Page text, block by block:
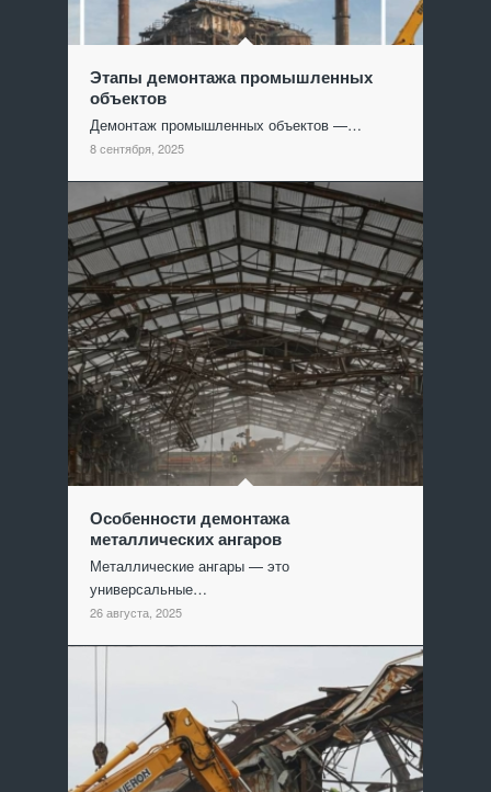
Этапы демонтажа промышленных
объектов
Демонтаж промышленных объектов —…
8 сентября, 2025
Особенности демонтажа
металлических ангаров
Металлические ангары — это
универсальные…
26 августа, 2025